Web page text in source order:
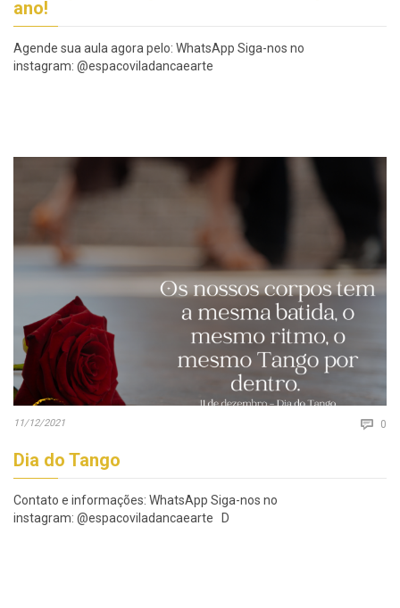
ano!
Agende sua aula agora pelo: WhatsApp Siga-nos no
instagram: @espacoviladancaearte
11/12/2021  0
Dia do Tango
Contato e informações: WhatsApp Siga-nos no
instagram: @espacoviladancaearte D